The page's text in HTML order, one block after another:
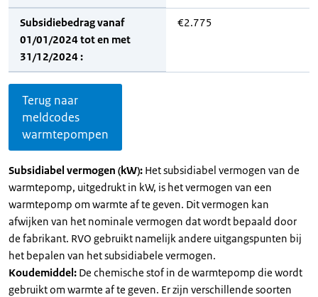
Subsidiebedrag vanaf
01/01/2024 tot en met
31/12/2024 :
€2.775
Terug naar
meldcodes
warmtepompen
Subsidiabel vermogen (kW): Het subsidiabel vermogen van de
warmtepomp, uitgedrukt in kW, is het vermogen van een
warmtepomp om warmte af te geven. Dit vermogen kan
afwijken van het nominale vermogen dat wordt bepaald door
de fabrikant. RVO gebruikt namelijk andere uitgangspunten bij
het bepalen van het subsidiabele vermogen.
Koudemiddel: De chemische stof in de warmtepomp die wordt
gebruikt om warmte af te geven. Er zijn verschillende soorten